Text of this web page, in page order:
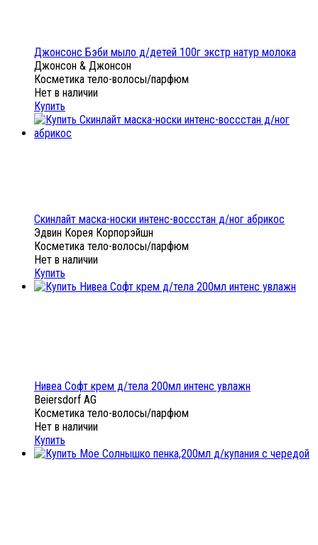
Джонсонс Бэби мыло д/детей 100г экстр натур молока
Джонсон & Джонсон
Косметика тело-волосы/парфюм
Нет в наличии
Купить
Скинлайт маска-носки интенс-воссстан д/ног абрикос
Эдвин Корея Корпорэйшн
Косметика тело-волосы/парфюм
Нет в наличии
Купить
Нивеа Софт крем д/тела 200мл интенс увлажн
Beiersdorf AG
Косметика тело-волосы/парфюм
Нет в наличии
Купить